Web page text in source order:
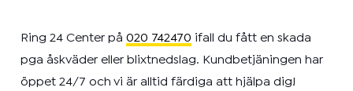
Ring 24 Center på 020 742470 ifall du fått en skada
pga åskväder eller blixtnedslag. Kundbetjäningen har
öppet 24/7 och vi är alltid färdiga att hjälpa dig!